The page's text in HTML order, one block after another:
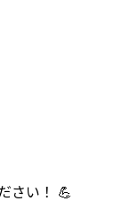
さい！ 💪